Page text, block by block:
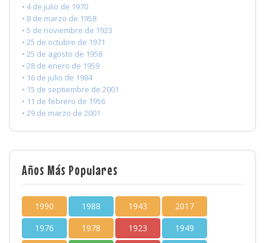
• 4 de julio de 1970
• 8 de marzo de 1958
• 5 de noviembre de 1923
• 25 de octubre de 1971
• 25 de agosto de 1958
• 28 de enero de 1959
• 16 de julio de 1984
• 15 de septiembre de 2001
• 11 de febrero de 1956
• 29 de marzo de 2001
Años Más Populares
1990 1988 1943
2017
1976
1978 1923
1949